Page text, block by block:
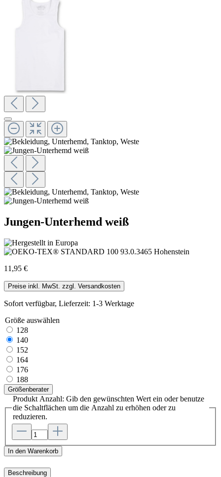
Jungen-Unterhemd weiß
11,95 €
Preise inkl. MwSt. zzgl. Versandkosten
Sofort verfügbar, Lieferzeit: 1-3 Werktage
Größe auswählen
128
140
152
164
176
188
Größenberater
Produkt Anzahl: Gib den gewünschten Wert ein oder benutze
die Schaltflächen um die Anzahl zu erhöhen oder zu
reduzieren.
In den Warenkorb
Beschreibung